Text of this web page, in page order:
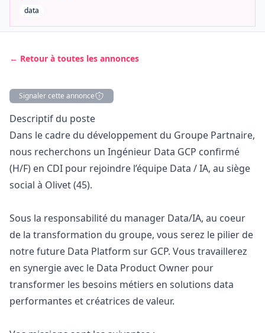
data
← Retour à toutes les annonces
Signaler cette annonce
Description
Descriptif du poste
Dans le cadre du développement du Groupe Partnaire,
nous recherchons un Ingénieur Data GCP confirmé
(H/F) en CDI pour rejoindre l’équipe Data / IA, au siège
social à Olivet (45).
Sous la responsabilité du manager Data/IA, au coeur
de la transformation du groupe, vous serez le pilier de
notre future Data Platform sur GCP. Vous travaillerez
en synergie avec le Data Product Owner pour
transformer les besoins métiers en solutions data
performantes et créatrices de valeur.